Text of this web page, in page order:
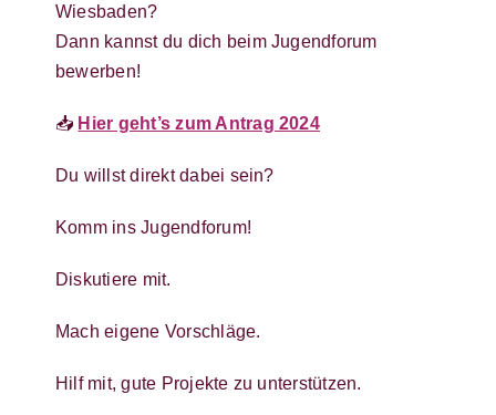
Wiesbaden?
Dann kannst du dich beim Jugendforum
bewerben!
📥 Hier geht’s zum Antrag 2024
Du willst direkt dabei sein?
Komm ins Jugendforum!
Diskutiere mit.
Mach eigene Vorschläge.
Hilf mit, gute Projekte zu unterstützen.